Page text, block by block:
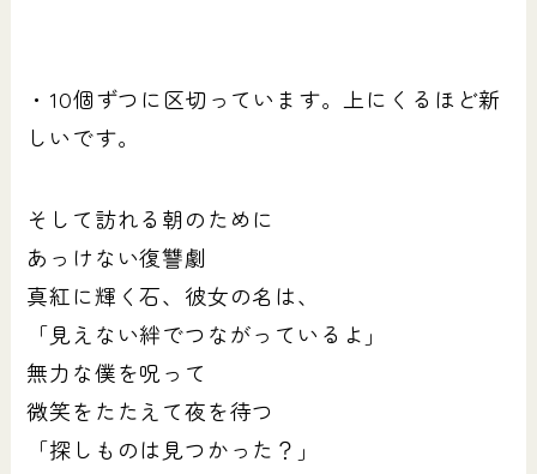
・10個ずつに区切っています。上にくるほど新
しいです。
そして訪れる朝のために
あっけない復讐劇
真紅に輝く石、彼女の名は、
「見えない絆でつながっているよ」
無力な僕を呪って
微笑をたたえて夜を待つ
「探しものは見つかった？」